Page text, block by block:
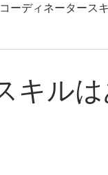
コーディネータース
キル